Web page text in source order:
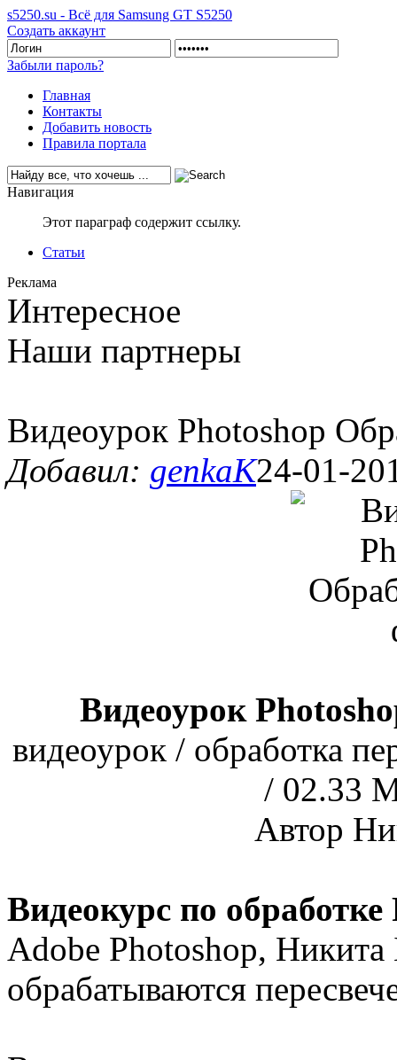
s5250.su - Всё для Samsung GT S5250
Создать аккаунт
Забыли пароль?
Главная
Контакты
Добавить новость
Правила портала
Навигация
Этот параграф содержит ссылку.
Статьи
Реклама
Интересное
Наши партнеры
Видеоурок Photoshop
Добавил: genkaK24-01-
Видеоурок
видеоурок / обработка
/ 02.33
Автор
Видеокурс по
Adobe Photoshop, Никита
обрабатываются